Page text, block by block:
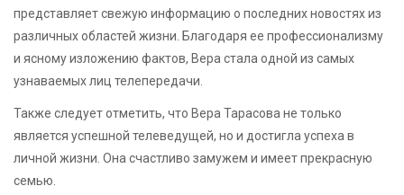
представляет свежую информацию о последних новостях из
различных областей жизни. Благодаря ее профессионализму
и ясному изложению фактов, Вера стала одной из самых
узнаваемых лиц телепередачи.
Также следует отметить, что Вера Тарасова не только
является успешной телеведущей, но и достигла успеха в
личной жизни. Она счастливо замужем и имеет прекрасную
семью.